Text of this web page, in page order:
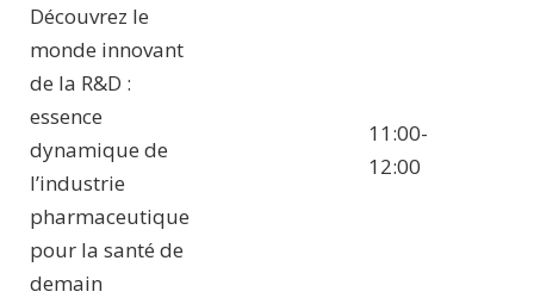
Découvrez le
monde innovant
de la R&D :
essence
dynamique de
l’industrie
pharmaceutique
pour la santé de
demain
11:00-
12:00